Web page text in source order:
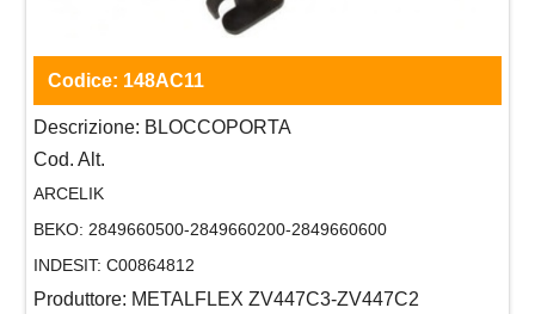
Codice: 148AC11
Descrizione: BLOCCOPORTA
Cod. Alt.
ARCELIK
BEKO: 2849660500-2849660200-2849660600
INDESIT: C00864812
Produttore: METALFLEX ZV447C3-ZV447C2